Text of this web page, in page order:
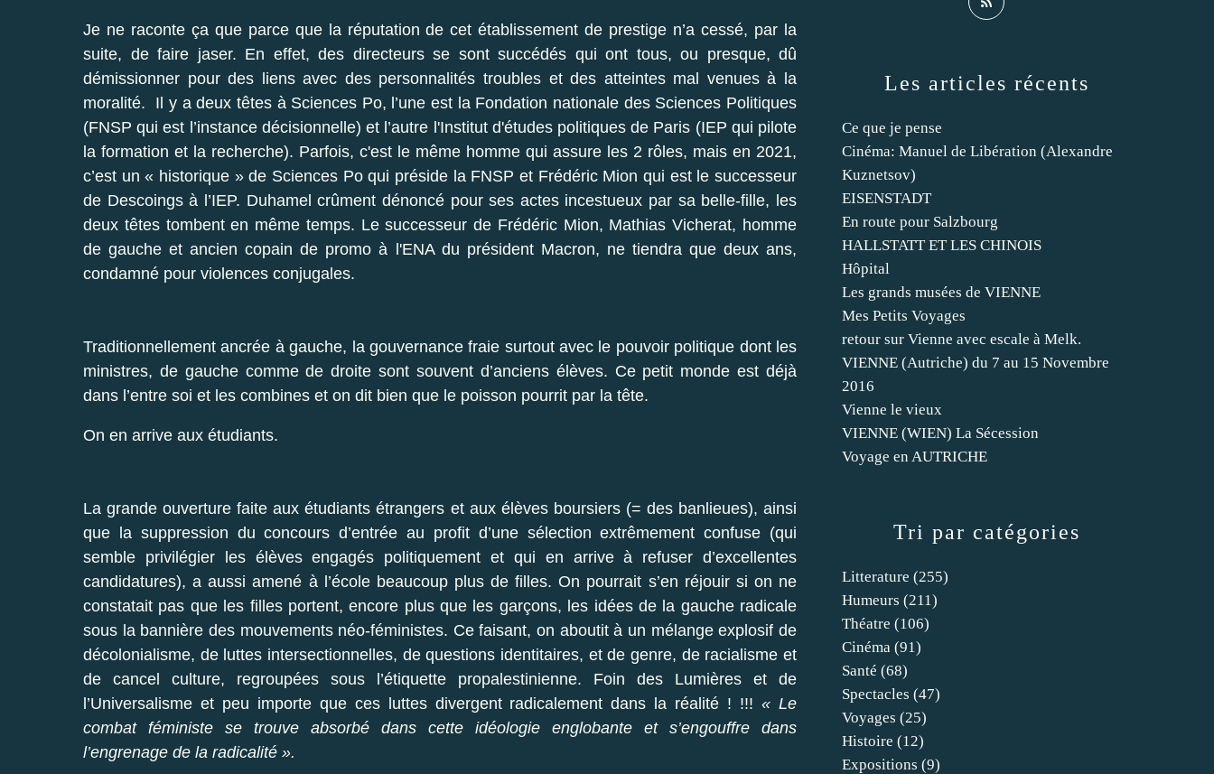
Je ne raconte ça que parce que la réputation de cet établissement de prestige n’a cessé, par la
suite, de faire jaser. En effet, des directeurs se sont succédés qui ont tous, ou presque, dû
démissionner pour des liens avec des personnalités troubles et des atteintes mal venues à la
moralité. Il y a deux têtes à Sciences Po, l’une est la Fondation nationale des Sciences Politiques
(FNSP qui est l’instance décisionnelle) et l’autre l'Institut d'études politiques de Paris (IEP qui pilote
la formation et la recherche). Parfois, c'est le même homme qui assure les 2 rôles, mais en 2021,
c’est un « historique » de Sciences Po qui préside la FNSP et Frédéric Mion qui est le successeur
de Descoings à l’IEP. Duhamel crûment dénoncé pour ses actes incestueux par sa belle-fille, les
deux têtes tombent en même temps. Le successeur de Frédéric Mion, Mathias Vicherat, homme
de gauche et ancien copain de promo à l'ENA du président Macron, ne tiendra que deux ans,
condamné pour violences conjugales.
Traditionnellement ancrée à gauche, la gouvernance fraie surtout avec le pouvoir politique dont les
ministres, de gauche comme de droite sont souvent d’anciens élèves. Ce petit monde est déjà
dans l’entre soi et les combines et on dit bien que le poisson pourrit par la tête.
On en arrive aux étudiants.
La grande ouverture faite aux étudiants étrangers et aux élèves boursiers (= des banlieues), ainsi
que la suppression du concours d’entrée au profit d’une sélection extrêmement confuse (qui
semble privilégier les élèves engagés politiquement et qui en arrive à refuser d’excellentes
candidatures), a aussi amené à l’école beaucoup plus de filles. On pourrait s’en réjouir si on ne
constatait pas que les filles portent, encore plus que les garçons, les idées de la gauche radicale
sous la bannière des mouvements néo-féministes. Ce faisant, on aboutit à un mélange explosif de
décolonialisme, de luttes intersectionnelles, de questions identitaires, et de genre, de racialisme et
de cancel culture, regroupées sous l’étiquette propalestinienne. Foin des Lumières et de
l’Universalisme et peu importe que ces luttes divergent radicalement dans la réalité ! !!!« Le
combat féministe se trouve absorbé dans cette idéologie englobante et s’engouffre dans
l’engrenage de la radicalité ».
Tri par catégories
Litterature (255)
Humeurs (211)
Théatre (106)
Cinéma (91)
Santé (68)
Spectacles (47)
Voyages (25)
Histoire (12)
Expositions (9)
Les articles récents
Ce que je pense
Cinéma: Manuel de Libération (Alexandre
Kuznetsov)
EISENSTADT
En route pour Salzbourg
HALLSTATT ET LES CHINOIS
Hôpital
Les grands musées de VIENNE
Mes Petits Voyages
retour sur Vienne avec escale à Melk.
VIENNE (Autriche) du 7 au 15 Novembre
2016
Vienne le vieux
VIENNE (WIEN) La Sécession
Voyage en AUTRICHE